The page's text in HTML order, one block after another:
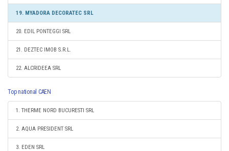
19. MYADORA DECORATEC SRL
20. EDIL PONTEGGI SRL
21. DEZTEC IMOB S.R.L.
22. ALCRIDEEA SRL
Top national CAEN
1. THERME NORD BUCURESTI SRL
2. AQUA PRESIDENT SRL
3. EDEN SRL